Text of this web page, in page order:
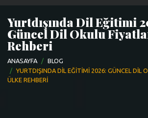
Yurtdışında Dil Eğitimi
Güncel Dil Okulu
Rehberi
ANASAYFA
BLOG
YURTDIŞINDA DIL EĞITIMI 2026: GÜNCEL DIL
ÜLKE REHBERI